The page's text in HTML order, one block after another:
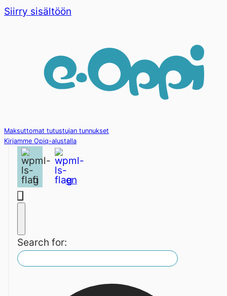
Siirry sisältöön
Maksuttomat tutustujan tunnukset
Kirjamme Opiq-alustalla
fi en
Search for: